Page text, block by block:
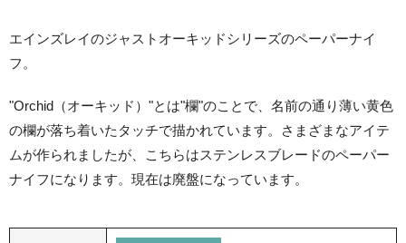
エインズレイのジャストオーキッドシリーズのペーパーナイ
フ。
"Orchid（オーキッド）"とは"欄"のことで、名前の通り薄い黄色
の欄が落ち着いたタッチで描かれています。さまざまなアイテ
ムが作られましたが、こちらはステンレスブレードのペーパー
ナイフになります。現在は廃盤になっています。